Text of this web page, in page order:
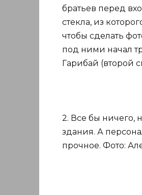
братьев перед
стекла, из
чтобы сделать
под ними начал
Гарибай (второй
2. Все бы ничего,
здания. А
прочное. Фото: